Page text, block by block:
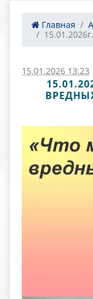
Главная
15.01.2026 13:23